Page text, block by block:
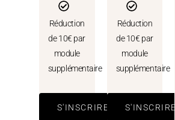
Réduction
de 10€ par
module
supplémentaire
S'INSCRIRE
Réduction
de 10€ par
module
supplémentaire
S'INSCRIRE